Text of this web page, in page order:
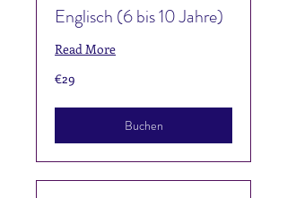
Englisch (6 bis 10 Jahre)
Read More
29
euros
€29
Buchen